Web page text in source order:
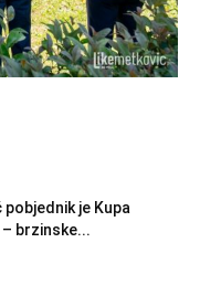
je Kupa
brzinske...